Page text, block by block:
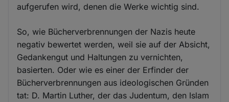
aufgerufen wird, denen die Werke wichtig sind.
So, wie Bücherverbrennungen der Nazis heute
negativ bewertet werden, weil sie auf der Absicht,
Gedankengut und Haltungen zu vernichten,
basierten. Oder wie es einer der Erfinder der
Bücherverbrennungen aus ideologischen Gründen
tat: D. Martin Luther, der das Judentum, den Islam